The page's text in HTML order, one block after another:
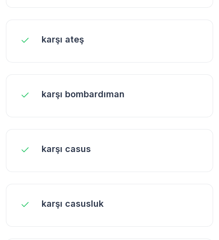
karşı ateş
karşı bombardıman
karşı casus
karşı casusluk